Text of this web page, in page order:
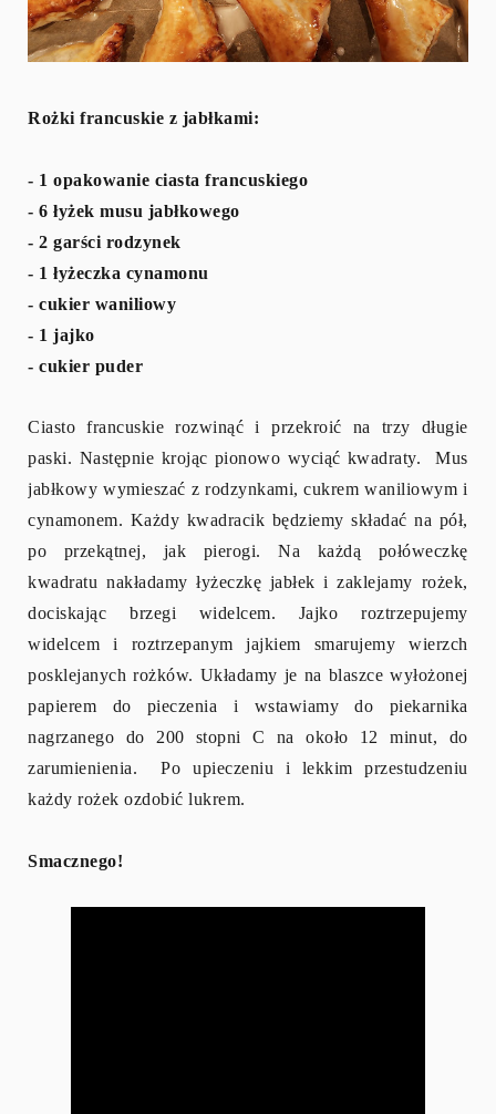
Rożki francuskie z jabłkami:
- 1 opakowanie ciasta francuskiego
- 6 łyżek musu jabłkowego
- 2 garści rodzynek
- 1 łyżeczka cynamonu
- cukier waniliowy
- 1 jajko
- cukier puder
Ciasto francuskie rozwinąć i przekroić na trzy długie
paski. Następnie krojąc pionowo wyciąć kwadraty. Mus
jabłkowy wymieszać z rodzynkami, cukrem waniliowym i
cynamonem. Każdy kwadracik będziemy składać na pół,
po przekątnej, jak pierogi. Na każdą połóweczkę
kwadratu nakładamy łyżeczkę jabłek i zaklejamy rożek,
dociskając brzegi widelcem. Jajko roztrzepujemy
widelcem i roztrzepanym jajkiem smarujemy wierzch
posklejanych rożków. Układamy je na blaszce wyłożonej
papierem do pieczenia i wstawiamy do piekarnika
nagrzanego do 200 stopni C na około 12 minut, do
zarumienienia. Po upieczeniu i lekkim przestudzeniu
każdy rożek ozdobić lukrem.
Smacznego!